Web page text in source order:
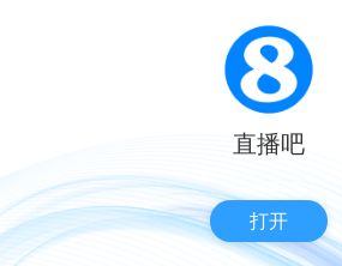
直播吧
打开